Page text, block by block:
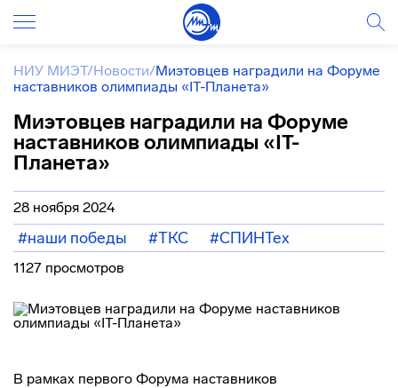
НИУ МИЭТ/Новости/Миэтовцев наградили на Форуме
наставников олимпиады «IT-Планета»
Миэтовцев наградили на Форуме
наставников олимпиады «IT-
Планета»
28 ноября 2024
#наши победы #ТКС #СПИНТех
1127 просмотров
В рамках первого Форума наставников